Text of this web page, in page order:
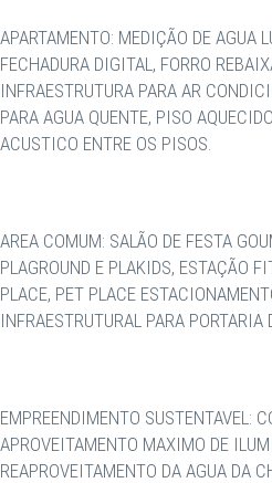
APARTAMENTO: MEDIÇÃO DE AGUA
FECHADURA DIGITAL, FORRO
INFRAESTRUTURA PARA AR
PARA AGUA QUENTE, PISO
ACUSTICO ENTRE OS PISOS.
AREA COMUM: SALÃO DE FESTA
PLAGROUND E PLAKIDS, ESTAÇÃO
PLACE, PET PLACE
INFRAESTRUTURAL PARA PORTARIA
EMPREENDIMENTO SUSTENTAVEL:
APROVEITAMENTO MAXIMO DE
REAPROVEITAMENTO DA AGUA DA